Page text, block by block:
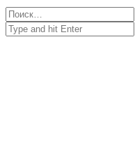
Close
Найти:
Close